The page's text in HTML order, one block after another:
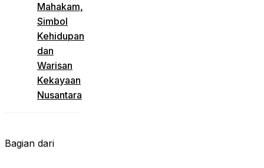
Mahakam,
Simbol
Kehidupan
dan
Warisan
Kekayaan
Nusantara
Bagian dari